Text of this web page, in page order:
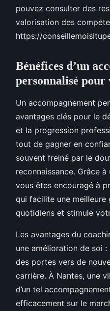
pouvez consulter des
valorisation des
https://
Bénéfices d’un
personnalisé
Un accompagnement
avantages clés pour le
et la progression
tout de gagner en
souvent freiné par le
reconnaissance. Grâce
vous êtes encouragé à
qui facilite une meilleure
quotidiens et stimule
Les avantages du
une amélioration de soi
des portes vers de
carrière. À Nantes, une
d’un tel
efficacement sur le